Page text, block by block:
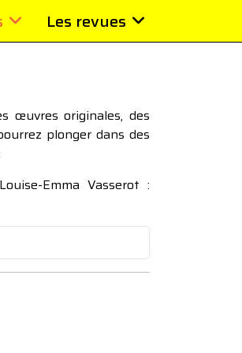
Les revues
œuvres originales, des
plonger dans des
Emma Vasserot :